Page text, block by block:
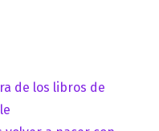
de los libros de